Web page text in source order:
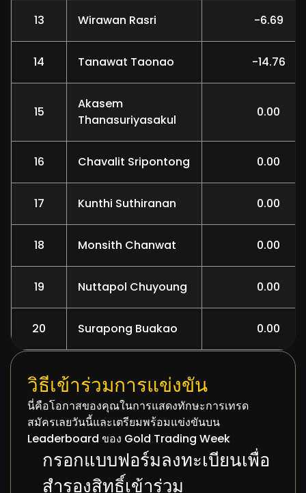
13 Wirawan Rasri -6.69
14 Tanawat Taonao -14.76
15
Akasem
Thanasuriyasakul
0.00
16 Chavalit Sripontong 0.00
17 Kunthi Suthiranan 0.00
18 Monsith Chanwat 0.00
19 Nuttapol Chuyoung 0.00
20 Surapong Buakao 0.00
วิธีเข้าร่วมการแข่งขัน
นี่คือโอกาสของคุณในการแสดงทักษะการเทรด
สมัครเลยวันนี้และเตรียมพร้อมแข่งขันบน
Leaderboard ของ Gold Trading Week
กรอกแบบฟอร์มลงทะเบียนเพื่อ
สำรองสิทธิ์เข้าร่วม